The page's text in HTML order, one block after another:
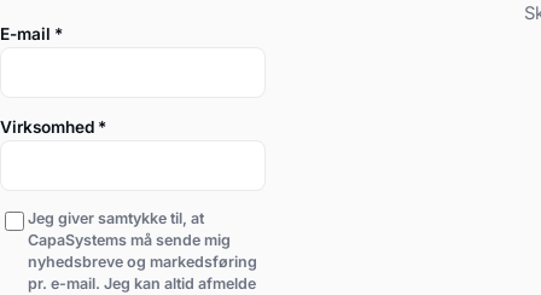
E-mail *
Virksomhed *
Jeg giver samtykke til, at
CapaSystems må sende mig
nyhedsbreve og markedsføring
pr. e-mail. Jeg kan altid afmelde